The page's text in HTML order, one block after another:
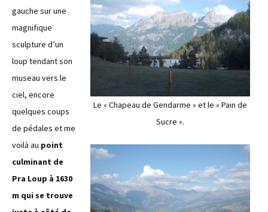
gauche sur une
magnifique
sculpture d’un
loup tendant son
museau vers le
ciel, encore
quelques coups
de pédales et me
voilà au point
culminant de
Pra Loup à 1630
m qui se trouve
Le « Chapeau de Gendarme » et le « Pain de
Sucre ».